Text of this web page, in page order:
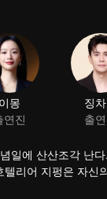
이몽
연진
징
출
일에 산산조각 난
리어 지펑은 자
작했고 지펑은 호